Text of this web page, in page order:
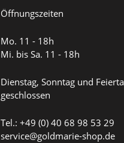
Öffnungszeiten
Mo. 11 - 18h
Mi. bis Sa. 11 - 18h
Dienstag, Sonntag und
geschlossen
Tel.: +49 (0) 40 68 98 53 29
service@goldmarie-shop.de